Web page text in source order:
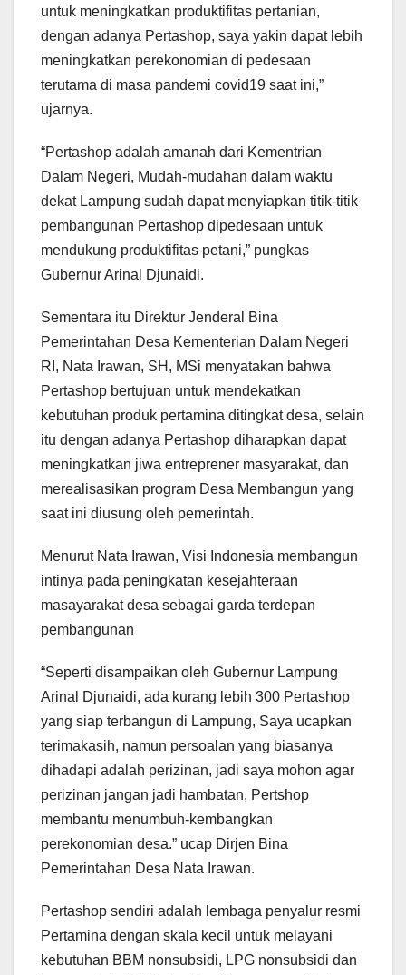
untuk meningkatkan produktifitas pertanian,
dengan adanya Pertashop, saya yakin dapat lebih
meningkatkan perekonomian di pedesaan
terutama di masa pandemi covid19 saat ini,”
ujarnya.
“Pertashop adalah amanah dari Kementrian
Dalam Negeri, Mudah-mudahan dalam waktu
dekat Lampung sudah dapat menyiapkan titik-titik
pembangunan Pertashop dipedesaan untuk
mendukung produktifitas petani,” pungkas
Gubernur Arinal Djunaidi.
Sementara itu Direktur Jenderal Bina
Pemerintahan Desa Kementerian Dalam Negeri
RI, Nata Irawan, SH, MSi menyatakan bahwa
Pertashop bertujuan untuk mendekatkan
kebutuhan produk pertamina ditingkat desa, selain
itu dengan adanya Pertashop diharapkan dapat
meningkatkan jiwa entreprener masyarakat, dan
merealisasikan program Desa Membangun yang
saat ini diusung oleh pemerintah.
Menurut Nata Irawan, Visi Indonesia membangun
intinya pada peningkatan kesejahteraan
masayarakat desa sebagai garda terdepan
pembangunan
“Seperti disampaikan oleh Gubernur Lampung
Arinal Djunaidi, ada kurang lebih 300 Pertashop
yang siap terbangun di Lampung, Saya ucapkan
terimakasih, namun persoalan yang biasanya
dihadapi adalah perizinan, jadi saya mohon agar
perizinan jangan jadi hambatan, Pertshop
membantu menumbuh-kembangkan
perekonomian desa.” ucap Dirjen Bina
Pemerintahan Desa Nata Irawan.
Pertashop sendiri adalah lembaga penyalur resmi
Pertamina dengan skala kecil untuk melayani
kebutuhan BBM nonsubsidi, LPG nonsubsidi dan